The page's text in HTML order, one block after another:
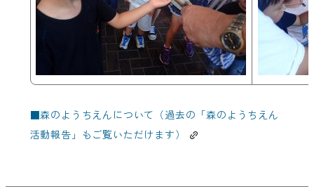
■森のようちえんについて（過去の「森のようちえん
活動報告」もご覧いただけます）